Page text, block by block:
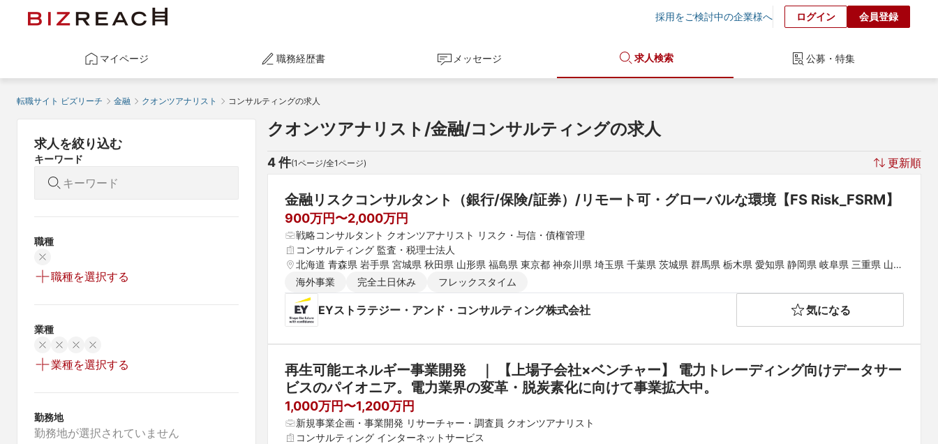
採用をご検討中の企業様へ ログイン 会員登録
マイページ 職務経歴書 メッセージ 求人検索 公募・特集
転職サイト ビズリーチ 金融 クオンツアナリスト コンサルティングの求人
求人を絞り込む
キーワード
職種
職種を選択する
業種
業種を選択する
勤務地
勤務地が選択されていません
クオンツアナリスト/金融/コンサルティングの求人
4 件(1ページ/全1ページ) 更新順
金融リスクコンサルタント（銀行/保険/証券）/リモート可・グローバルな環境【FS Risk_FSRM】
900万円〜2,000万円
戦略コンサルタント クオンツアナリスト リスク・与信・債権管理
コンサルティング 監査・税理士法人
北海道 青森県 岩手県 宮城県 秋田県 山形県 福島県 東京都 神奈川県 埼玉県 千葉県 茨城県 群馬県 栃木県 愛知県 静岡県 岐阜県 三重県 山梨
県 新潟県 富山県 石川県 福井県 長野県 大阪府 京都府 兵庫県 滋賀県 奈良県 和歌山県 鳥取県 島根県 岡山県 広島県 山口県 徳島県 香川県
愛媛県 高知県 福岡県 佐賀県 長崎県 熊本県 大分県 宮崎県 鹿児島県 沖縄県
海外事業 完全土日休み フレックスタイム
EYストラテジー・アンド・コンサルティング株式会社 気になる
再生可能エネルギー事業開発　｜ 【上場子会社×ベンチャー】 電力トレーディング向けデータサー
ビスのパイオニア。電力業界の変革・脱炭素化に向けて事業拡大中。
1,000万円〜1,200万円
新規事業企画・事業開発 リサーチャー・調査員 クオンツアナリスト
コンサルティング インターネットサービス